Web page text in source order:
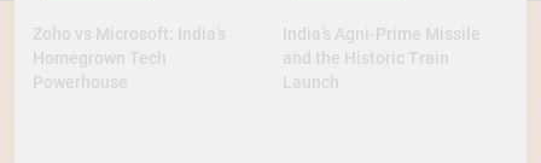
Zoho vs Microsoft: India’s
Homegrown Tech
Powerhouse
India’s Agni-Prime Missile
and the Historic Train
Launch